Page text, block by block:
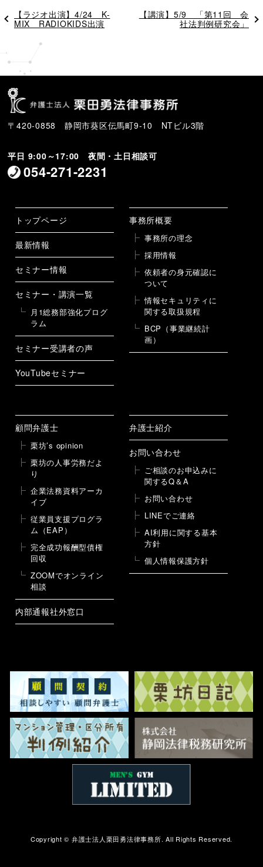
過
去
【ラジオ出演】4/24 K-
MIX RADIOKIDS出演
次【講演】5/9 「第11回 会
社法判例研究会」
〒420-0858 静岡市葵区伝馬町9-10 NTビル3階
平日 9:00～17:00 夜間・土日相談可
054-271-2231
トップページ
最新情報
セミナー情報
セミナー・講演一覧
月1総務部強化プログ
ラム
セミナー受講者の声
YouTubeセミナー
事務所概要
事務所の理念
採用情報
依頼者の身元確認に
ついて
情報セキュリティに
関する取扱規程
BCP（事業継続計
画）
顧問弁護士
栗坊’s opinion
栗坊の人事労務だよ
り
企業法務資料アーカ
イブ
従業員支援プログラ
ム（EAP）
完全成功報酬型債権
回収
ZOOMでオンライン
相談
内部通報社外窓口
弁護士紹介
お問い合わせ
ご相談のお申込みに
関するQ＆A
お問い合わせ
LINEでご連絡
AI利用に関する基本
方針
個人情報保護方針
Copyright © 弁護士法人栗田勇法律事務所. All Rights Reserved.